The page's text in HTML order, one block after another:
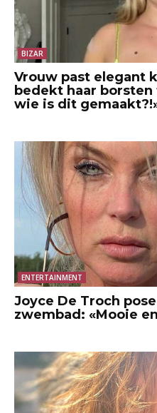
BIZAR
Vrouw past elegant
bedekt haar borsten
wie is dit
ENTERTAINMENT
Joyce De Troch
zwembad: «Mooie